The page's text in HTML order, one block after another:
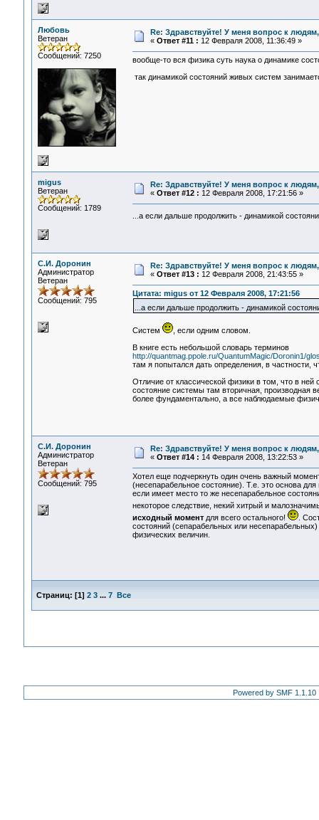
Любовь
Ветеран
Сообщений: 7250
Re: Здравствуйте! У меня вопрос к
« Ответ #11 : 12 Февраля 2008, 11:36:49 »
вообще-то вся физика суть наука о динамике
так динамикой состояний живых систем
migus
Ветеран
Сообщений: 1789
Re: Здравствуйте! У меня вопрос к
« Ответ #12 : 12 Февраля 2008, 17:21:56 »
...а если дальше продолжить - динамикой
С.И. Доронин
Администратор
Ветеран
Сообщений: 795
Re: Здравствуйте! У меня вопрос к
« Ответ #13 : 12 Февраля 2008, 21:43:55 »
Цитата: migus от 12 Февраля 2008, 17:21:56
...а если дальше продолжить - динамикой
Систем
, если одним словом.
В книге есть небольшой словарь терминов
http://quantmag.ppole.ru/QuantumMagic/Doronin1/
там я попытался дать определения, в частности,
Отличие от классической физики в том, что в
состояние системы там вторичная, производная
более фундаментально, а все наблюдаемые
С.И. Доронин
Администратор
Ветеран
Сообщений: 795
Re: Здравствуйте! У меня вопрос к
« Ответ #14 : 14 Февраля 2008, 13:22:53 »
Хотел еще подчеркнуть один очень важный
(несепарабельное состояние). Т.е. это основа
если имеет место то же несепарабельное
некоторое следствие, некий хитрый и
исходный моментдля всего остального!
.
состояний (сепарабельных или
физических величин.
Страниц: [1] 2 3 ... 7 Все
Powered by SMF 1.1.10